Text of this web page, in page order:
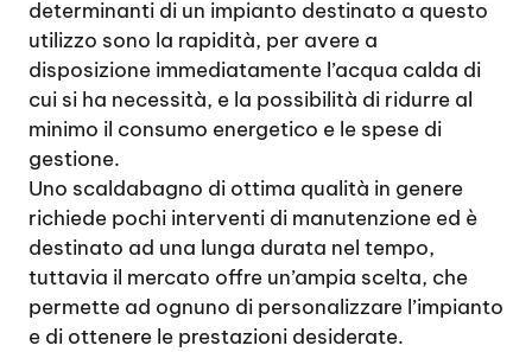
determinanti di un impianto destinato a questo
utilizzo sono la rapidità, per avere a
disposizione immediatamente l’acqua calda di
cui si ha necessità, e la possibilità di ridurre al
minimo il consumo energetico e le spese di
gestione.
Uno scaldabagno di ottima qualità in genere
richiede pochi interventi di manutenzione ed è
destinato ad una lunga durata nel tempo,
tuttavia il mercato offre un’ampia scelta, che
permette ad ognuno di personalizzare l’impianto
e di ottenere le prestazioni desiderate.